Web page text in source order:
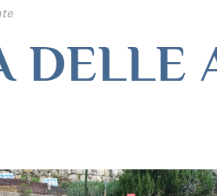
DELLE